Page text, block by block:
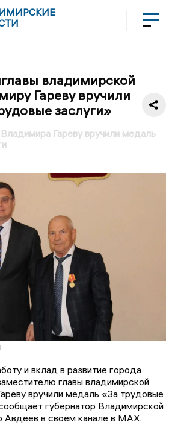
владимирской
Гареву вручили
заслуги»
Гареву вручили медаль
и вклад в развитие города
главы владимирской
вручили медаль «За трудовые
губернатор Владимирской
Авдеев в своем канале в MAX.